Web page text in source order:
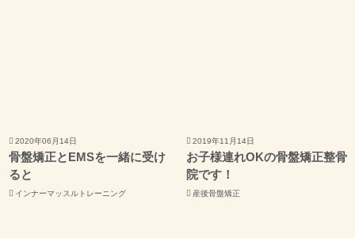
2020年06月14日
骨盤矯正とEMSを一緒に受け
ると
インナーマッスルトレーニング
2019年11月14日
お子様連れOKの骨盤矯正整骨
院です！
産後骨盤矯正